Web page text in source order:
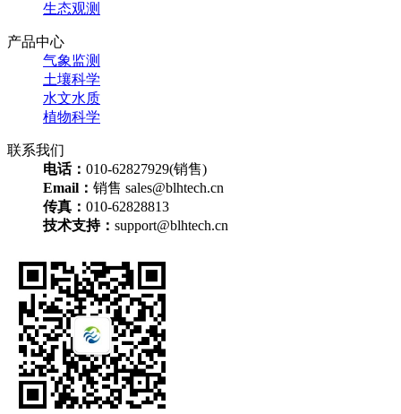
生态观测
产品中心
气象监测
土壤科学
水文水质
植物科学
联系我们
电话： 010-62827929(销售)
Email： 销售 sales@blhtech.cn
传真： 010-62828813
技术支持： support@blhtech.cn